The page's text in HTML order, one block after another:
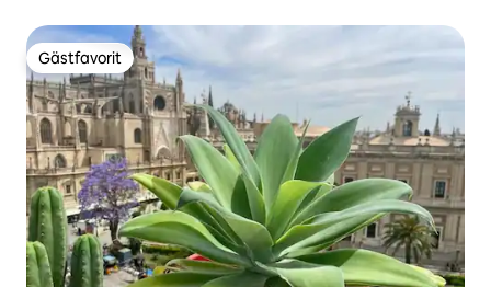
Gästfavorit
Gästfavorit